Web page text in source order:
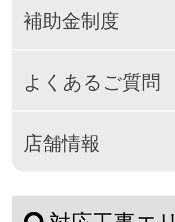
補助金制度
よくあるご質問
店舗情報